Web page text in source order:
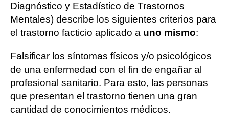
Diagnóstico y Estadístico de Trastornos
Mentales) describe los siguientes criterios para
el trastorno facticio aplicado a uno mismo:
Falsificar los síntomas físicos y/o psicológicos
de una enfermedad con el fin de engañar al
profesional sanitario. Para esto, las personas
que presentan el trastorno tienen una gran
cantidad de conocimientos médicos.